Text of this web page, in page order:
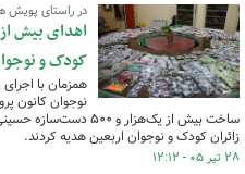
در راستای پویش
کودک و
همزمان با
نوجوان کانون
ساخت بیش از یک‌هزار و
زائران کودک و نوجوان اربعین هدیه کردند.
۲۸ تیر ۰۵ - ۱۲:۱۲